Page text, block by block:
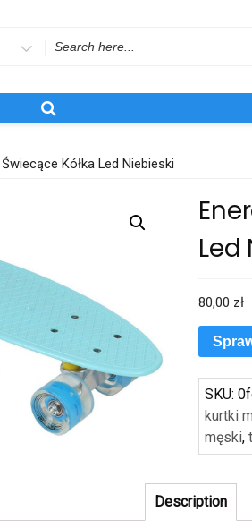
Kółka Led Niebieski
Led
80,00 zł
SKU:
kurtki
męski,
Description